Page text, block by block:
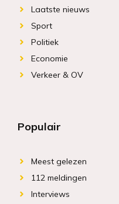
Laatste nieuws
Sport
Politiek
Economie
Verkeer & OV
Populair
Meest gelezen
112 meldingen
Interviews